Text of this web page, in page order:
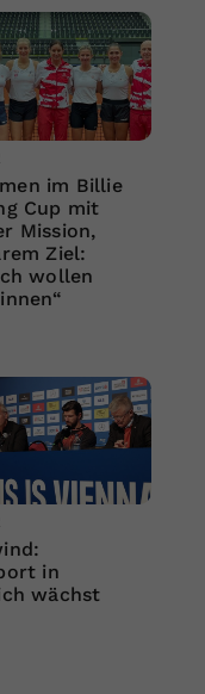
im Billie
Cup mit
Mission,
Ziel:
wollen
in
wächst